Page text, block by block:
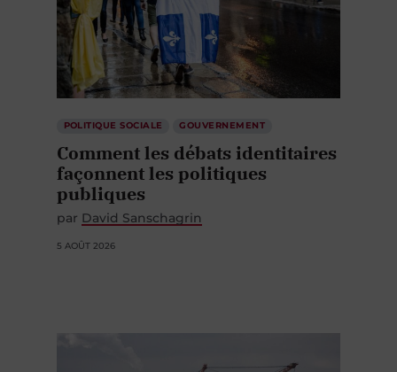
POLITIQUE SOCIALE GOUVERNEMENT
Comment les débats identitaires
façonnent les politiques
publiques
par David Sanschagrin
5 AOÛT 2026